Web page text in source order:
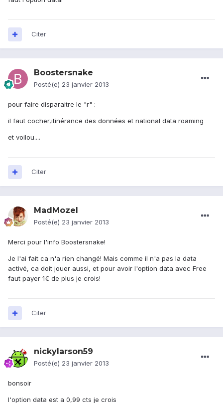
Citer
Boostersnake
Posté(e) 23 janvier 2013
pour faire disparaitre le "r" :
il faut cocher,itinérance des données et national data roaming
et voilou....
Citer
MadMozel
Posté(e) 23 janvier 2013
Merci pour l'info Boostersnake!
Je l'ai fait ca n'a rien changé! Mais comme il n'a pas la data
activé, ca doit jouer aussi, et pour avoir l'option data avec Free
faut payer 1€ de plus je crois!
Citer
nickylarson59
Posté(e) 23 janvier 2013
bonsoir
l'option data est a 0,99 cts je crois